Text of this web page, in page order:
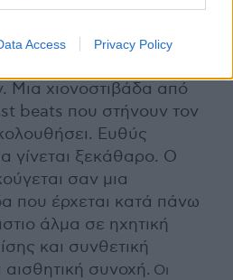
Access Privacy Policy
και να είναι το
Μια χιονοστιβάδα από
beats που στήνουν τον
Ευθύς
γίνεται ξεκάθαρο. Ο
σαν μια
που έρχεται κατά πάνω
άλμα σε ηχητική
και συνθετική
αισθητική συνοχή. Οι